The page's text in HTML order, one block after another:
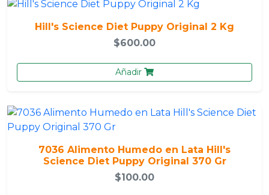
Hill's Science Diet Puppy Original 2 Kg
$600.00
Añadir
7036 Alimento Humedo en Lata Hill's
Science Diet Puppy Original 370 Gr
$100.00